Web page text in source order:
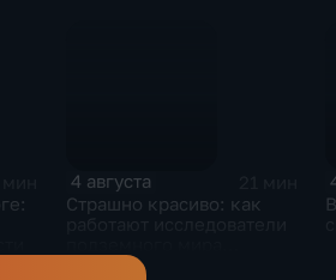
4 августа
Страшно красиво: как
спелеологи